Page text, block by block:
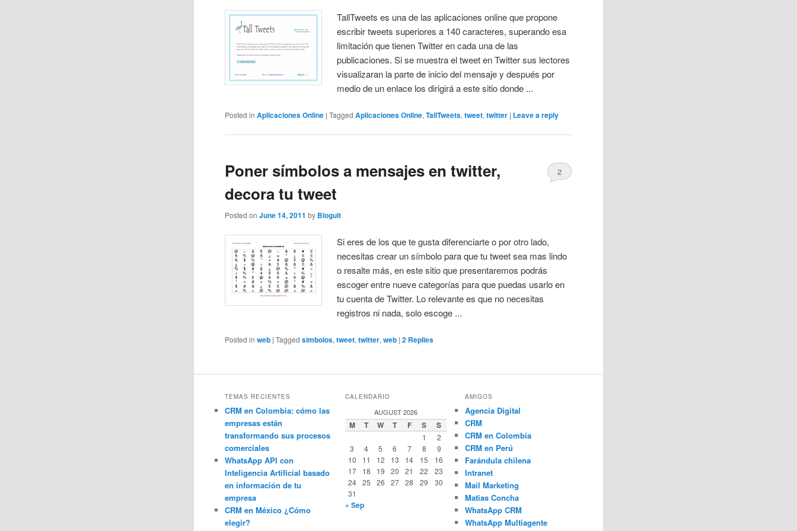
TallTweets es una de las aplicaciones online que propone
escribir tweets superiores a 140 caracteres, superando esa
limitación que tienen Twitter en cada una de las
publicaciones. Si se muestra el tweet en Twitter sus lectores
visualizaran la parte de inicio del mensaje y después por
medio de un enlace los dirigirá a este sitio donde ...
Posted in Aplicaciones Online |Tagged Aplicaciones Online,TallTweets,tweet,twitter | Leave a reply
Poner símbolos a mensajes en twitter,
decora tu tweet
Posted onJune 14, 2011 by Bloguit
2
Si eres de los que te gusta diferenciarte o por otro lado,
necesitas crear un símbolo para que tu tweet sea mas lindo
o resalte más, en este sitio que presentaremos podrás
escoger entre nueve categorías para que puedas usarlo en
tu cuenta de Twitter. Lo relevante es que no necesitas
registros ni nada, solo escoge ...
Posted in web |Tagged simbolos,tweet,twitter,web |2 Replies
TEMAS RECIENTES
CRM en Colombia: cómo las
empresas están
transformando sus procesos
comerciales
WhatsApp API con
Inteligencia Artificial basado
en información de tu
empresa
CRM en México ¿Cómo
elegir?
CALENDARIO
AUGUST 2026
M T W T F S S
1
2
3
4 5 6 7 8
9
10
11 12 13 14 15
16
17
18 19 20 21 22
23
24
25 26 27 28 29
30
31
« Sep
AMIGOS
Agencia Digital
CRM
CRM en Colombia
CRM en Perú
Farándula chilena
Intranet
Mail Marketing
Matias Concha
WhatsApp CRM
WhatsApp Multiagente